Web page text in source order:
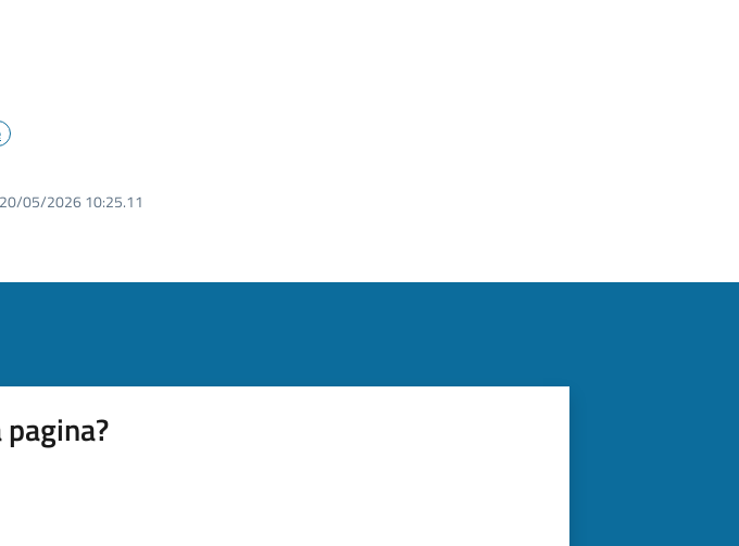
20/05/2026 10:25.11